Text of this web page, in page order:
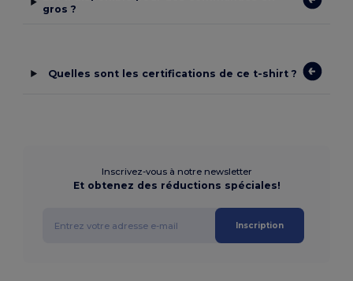
gros ?
Quelles sont les certifications de ce t-shirt ?
Inscrivez-vous à notre newsletter
Et obtenez des réductions spéciales!
Inscription